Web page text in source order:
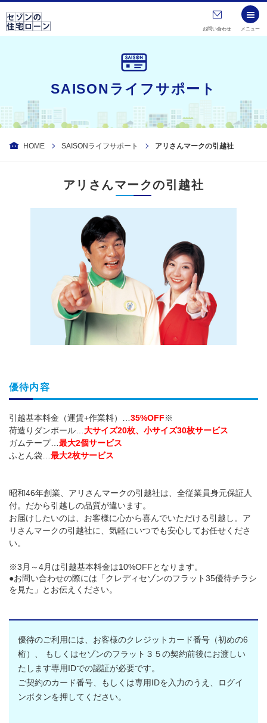
お問い合わせ メニュー
SAISONライフサポート
HOME SAISONライフサポート アリさんマークの引越社
アリさんマークの引越社
優待内容
引越基本料金（運賃+作業料）…35%OFF※
荷造りダンボール…大サイズ20枚、小サイズ30枚サービス
ガムテープ…最大2個サービス
ふとん袋…最大2枚サービス
昭和46年創業、アリさんマークの引越社は、全従業員身元保証人
付。だから引越しの品質が違います。
お届けしたいのは、お客様に心から喜んでいただける引越し。ア
リさんマークの引越社に、気軽にいつでも安心してお任せくださ
い。
※3月～4月は引越基本料金は10%OFFとなります。
●お問い合わせの際には「クレディセゾンのフラット35優待チラシ
を見た」とお伝えください。
優待のご利用には、お客様のクレジットカード番号（初めの6
桁）、
もしくはセゾンのフラット３５の契約前後にお渡しい
たします専用IDでの認証が必要です。
ご契約のカード番号、もしくは専用IDを入力のうえ、ログイ
ンボタンを押してください。